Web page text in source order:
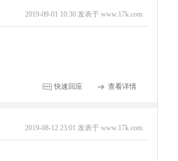
2019-09-01 10:30 发表于 www.17k.com
快速回应 查看详情
2019-08-12 23:01 发表于 www.17k.com